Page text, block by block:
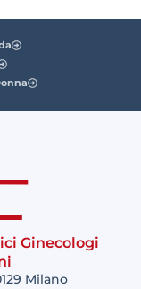
Ginecologi
Milano